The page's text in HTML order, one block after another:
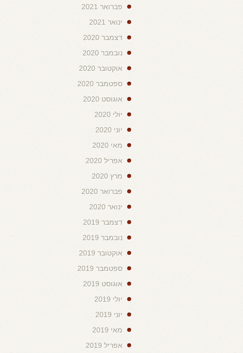
פברואר 2021
ינואר 2021
דצמבר 2020
נובמבר 2020
אוקטובר 2020
ספטמבר 2020
אוגוסט 2020
יולי 2020
יוני 2020
מאי 2020
אפריל 2020
מרץ 2020
פברואר 2020
ינואר 2020
דצמבר 2019
נובמבר 2019
אוקטובר 2019
ספטמבר 2019
אוגוסט 2019
יולי 2019
יוני 2019
מאי 2019
אפריל 2019